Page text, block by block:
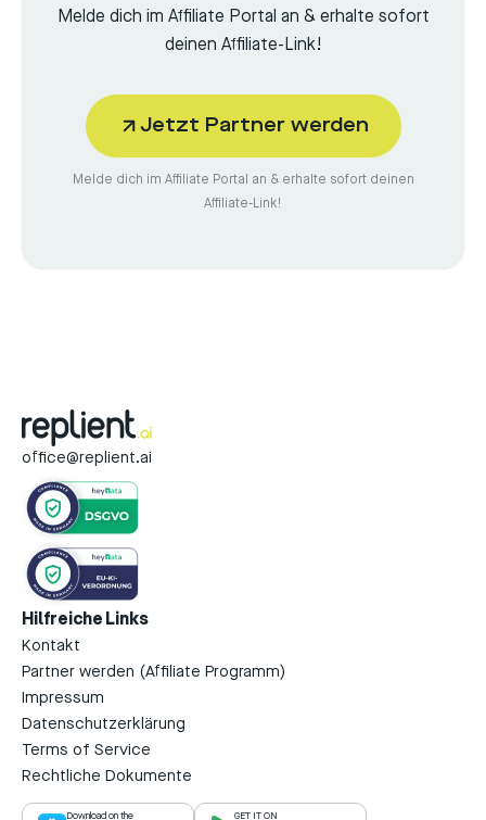
Melde dich im Affiliate Portal an & erhalte sofort
deinen Affiliate-Link!
Jetzt Partner werden
Melde dich im Affiliate Portal an & erhalte sofort deinen
Affiliate-Link!
office@replient.ai
Hilfreiche Links
Kontakt
Partner werden (Affiliate Programm)
Impressum
Datenschutzerklärung
Terms of Service
Rechtliche Dokumente
Download on the GET IT ON